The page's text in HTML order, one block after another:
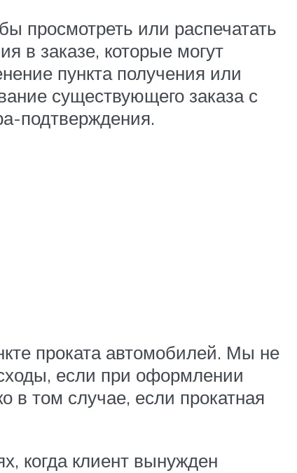
просмотреть или распечатать
в заказе, которые могут
пункта получения или
существующего заказа с
подтверждения.
проката автомобилей. Мы не
если при оформлении
в том случае, если прокатная
когда клиент вынужден